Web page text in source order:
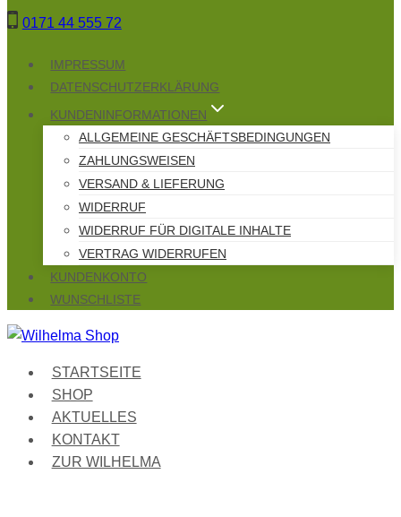
Zum
Inhalt
0171 44 555 72
IMPRESSUM
DATENSCHUTZERKLÄRUNG
KUNDENINFORMATIONEN
ALLGEMEINE GESCHÄFTSBEDINGUNGEN
ZAHLUNGSWEISEN
VERSAND & LIEFERUNG
WIDERRUF
WIDERRUF FÜR DIGITALE INHALTE
VERTRAG WIDERRUFEN
KUNDENKONTO
WUNSCHLISTE
STARTSEITE
SHOP
AKTUELLES
KONTAKT
ZUR WILHELMA